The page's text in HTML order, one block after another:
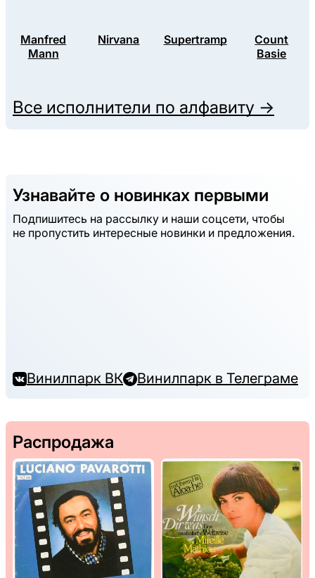
Manfred
Mann
Nirvana Supertramp
Count
Basie
Все исполнители по алфавиту →
Узнавайте о новинках первыми
Подпишитесь на рассылку и наши соцсети, чтобы
не пропустить интересные новинки и предложения.
Винилпарк ВК Винилпарк в Телеграме
Распродажа